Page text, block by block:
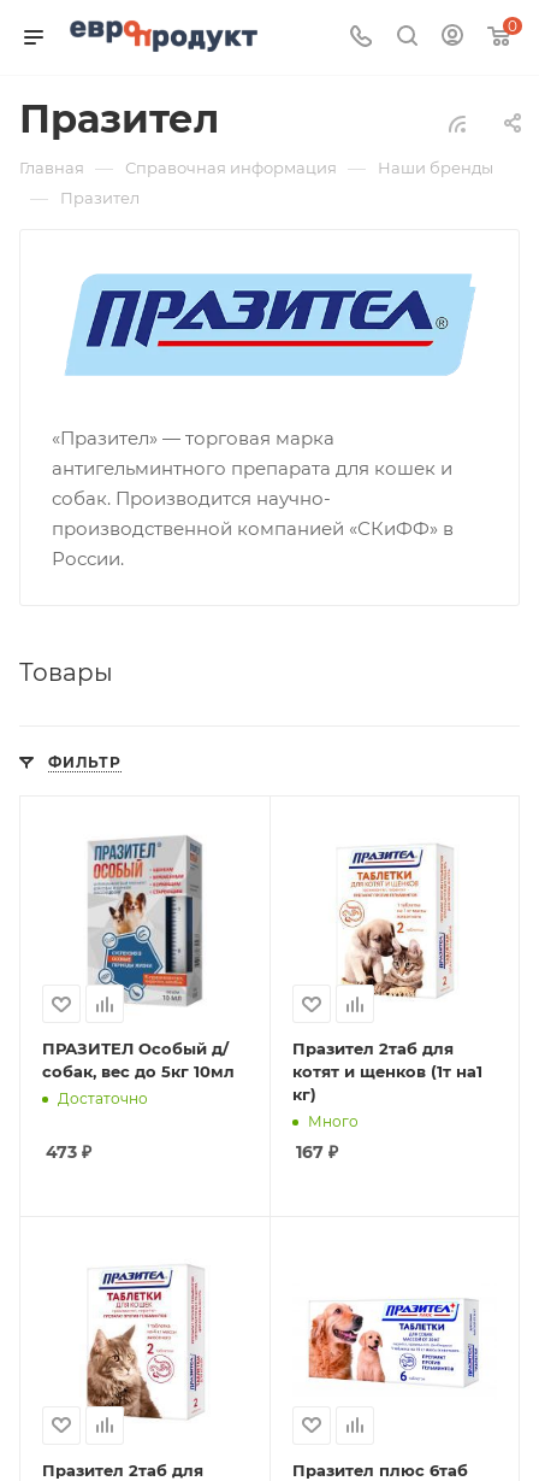
0
Празител
Главная — Справочная информация — Наши бренды
— Празител
«Празител» — торговая марка
антигельминтного препарата для кошек и
собак. Производится научно-
производственной компанией «СКиФФ» в
России.
Товары
ФИЛЬТР
ПРАЗИТЕЛ Особый д/
собак, вес до 5кг 10мл
Достаточно
473 ₽
Празител 2таб для
котят и щенков (1т на1
кг)
Много
167₽
Празител 2таб для
Празител плюс 6таб